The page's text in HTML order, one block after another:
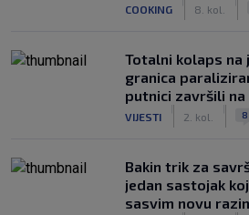
COOKING 8. kol.
Totalni kolaps na
granica
putnici završili
VIJESTI 2. kol. 8
Bakin trik za
jedan sastojak
sasvim novu